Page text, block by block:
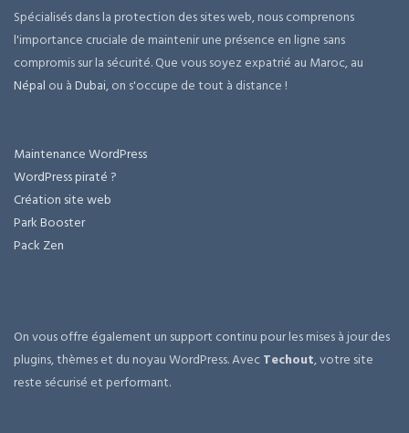
Spécialisés dans la protection des sites web, nous comprenons
l'importance cruciale de maintenir une présence en ligne sans
compromis sur la sécurité. Que vous soyez expatrié au Maroc, au
Népal ou àDubai, on s'occupe de tout à distance !
Maintenance WordPress
WordPress piraté ?
Création site web
Park Booster
Pack Zen
On vous offre également un support continu pour les mises à jour des
plugins, thèmes et du noyau WordPress. AvecTechout, votre site
reste sécurisé et performant.